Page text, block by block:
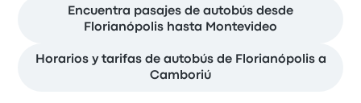
Encuentra pasajes de autobús desde
Florianópolis hasta Montevideo
Horarios y tarifas de autobús de Florianópolis a
Camboriú